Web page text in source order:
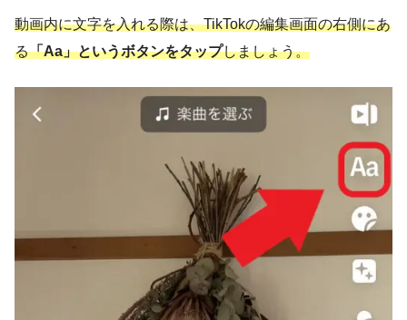
動画内に文字を入れる際は、TikTokの編集画面の右側にあ
る「Aa」というボタンをタップしましょう。